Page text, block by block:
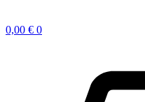
0,00 € 0